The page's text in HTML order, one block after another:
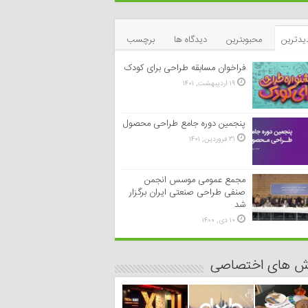
محبوبترین دیدگاه ها
برچسب
فراخوان مسابقه طراحی برای کودک
۱۹ اردیبهشت, ۱۴۰۱
پنجمین دوره جامع طراحی محصول
۳۱ فروردین, ۱۴۰۱
مجمع عمومی موسس انجمن
صنفی طراحی صنعتی ایران برگزار
شد
۱۰ دی, ۱۴۰۰
های اختصاصی